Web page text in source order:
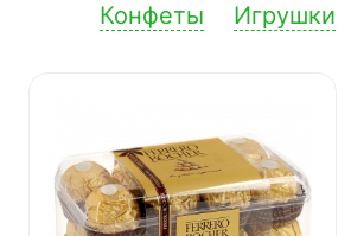
Конфеты Игрушки